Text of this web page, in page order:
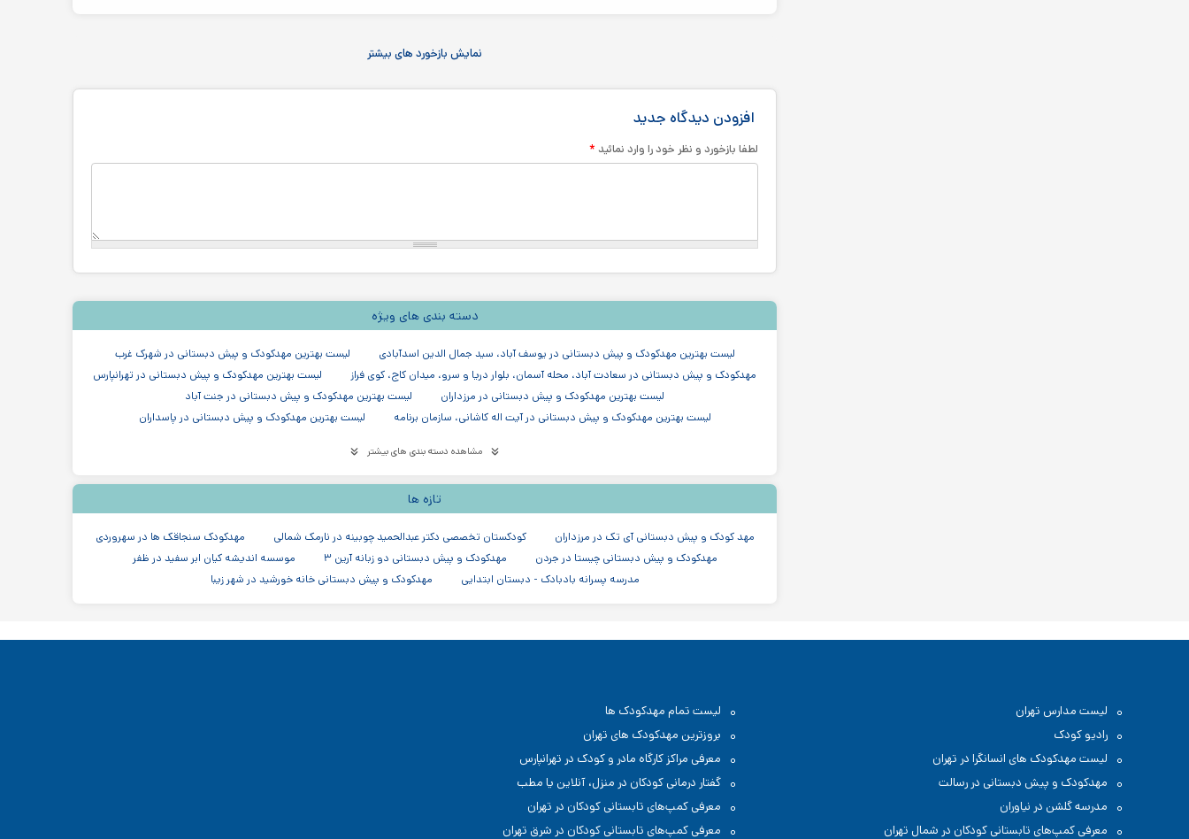
نمایش بازخورد های بیشتر
افزودن دیدگاه جدید
لطفا بازخورد و نظر خود را وارد نمائید *
دسته بندی های ویژه
لیست بهترین مهدکودک و پیش دبستانی در یوسف آباد، سید جمال الدین اسدآبادی
لیست بهترین مهدکودک و پیش دبستانی در شهرک غرب
مهدکودک و پیش دبستانی در سعادت آباد، محله آسمان، بلوار دریا و سرو، میدان کاج، کوی فراز
لیست بهترین مهدکودک و پیش دبستانی در تهرانپارس
لیست بهترین مهدکودک و پیش دبستانی در مرزداران
لیست بهترین مهدکودک و پیش دبستانی در جنت آباد
لیست بهترین مهدکودک و پیش دبستانی در آیت اله کاشانی، سازمان برنامه
لیست بهترین مهدکودک و پیش دبستانی در پاسداران
لیست بهترین مهدکودک و پیش دبستانی در نیاوران
لیست بهترین مهدکودک و پیش دبستانی در خیابان دولت در شریعتی
لیست بهترین مهدکودک و پیش دبستانی در شیخ بهایی
لیست بهترین مهدکودک و پیش دبستانی در جردن، بلوار آفریقا، نلسون ماندلا
مدرسه دولتی در پاسداران تهران
مشاهده دسته بندی های بیشتر
تازه ها
مهد کودک و پیش دبستانی آی تک در مرزداران کودکستان تخصصی دکتر عبدالحمید چوبینه در نارمک شمالی
مهدکودک سنجاقک ها در سهروردی
مهدکودک و پیش دبستانی چیستا در جردن
مهدکودک و پیش دبستانی دو زبانه آرین ۳
موسسه اندیشه کیان ابر سفید در ظفر
مدرسه پسرانه بادبادک - دبستان ابتدایی
مهدکودک و پیش دبستانی خانه خورشید در شهر زیبا
لیست مدارس تهران
لیست تمام مهدکودک ها
رادیو کودک
بروزترین مهدکودک های تهران
لیست مهدکودک های انسانگرا در تهران
معرفی مراکز کارگاه مادر و کودک در تهرانپارس
مهدکودک و پیش دبستانی در رسالت
گفتار درمانی کودکان در منزل، آنلاین یا مطب
مدرسه گلشن در نیاوران
معرفی کمپ‌های تابستانی کودکان در تهران
معرفی کمپ‌های تابستانی کودکان در شمال تهران
معرفی کمپ‌های تابستانی کودکان در شرق تهران